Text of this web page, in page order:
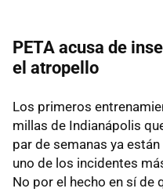
PETA acusa de
el atropello
Los primeros
millas de Indianápolis
par de semanas ya
uno de los incidentes
No por el hecho en sí de